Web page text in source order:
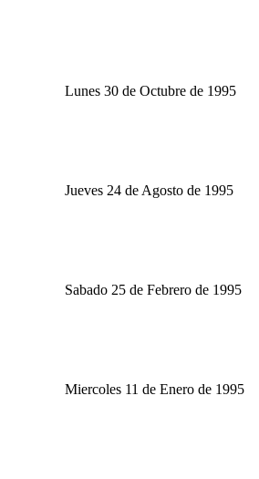
Lunes 30 de Octubre de 1995
Jueves 24 de Agosto de 1995
Sabado 25 de Febrero de 1995
Miercoles 11 de Enero de 1995